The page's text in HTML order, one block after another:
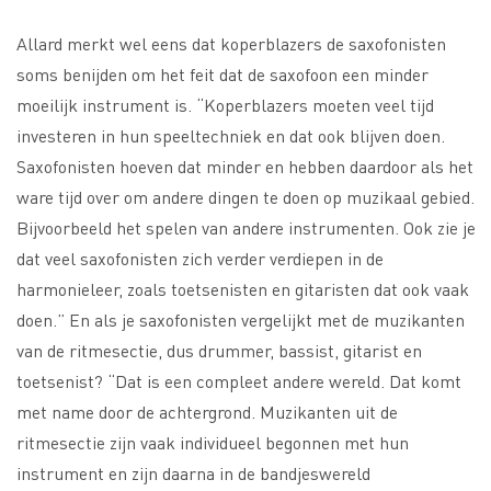
Allard merkt wel eens dat koperblazers de saxofonisten
soms benijden om het feit dat de saxofoon een minder
moeilijk instrument is. “Koperblazers moeten veel tijd
investeren in hun speeltechniek en dat ook blijven doen.
Saxofonisten hoeven dat minder en hebben daardoor als het
ware tijd over om andere dingen te doen op muzikaal gebied.
Bijvoorbeeld het spelen van andere instrumenten. Ook zie je
dat veel saxofonisten zich verder verdiepen in de
harmonieleer, zoals toetsenisten en gitaristen dat ook vaak
doen.” En als je saxofonisten vergelijkt met de muzikanten
van de ritmesectie, dus drummer, bassist, gitarist en
toetsenist? “Dat is een compleet andere wereld. Dat komt
met name door de achtergrond. Muzikanten uit de
ritmesectie zijn vaak individueel begonnen met hun
instrument en zijn daarna in de bandjeswereld